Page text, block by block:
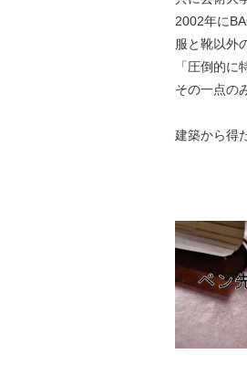
2002年に
服と靴以外
「圧倒的
その一点の
建築から得